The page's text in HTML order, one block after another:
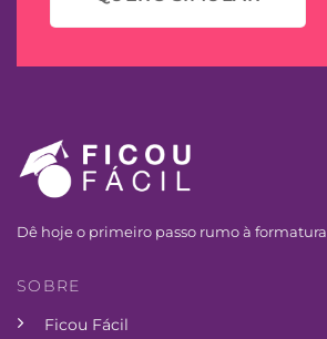
Dê hoje o primeiro passo rumo à formatura
SOBRE
Ficou Fácil